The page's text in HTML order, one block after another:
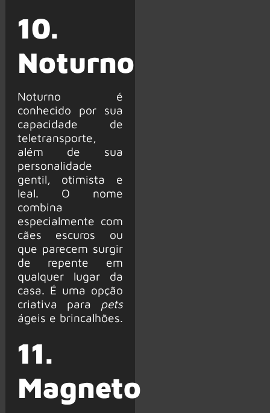
10.
Noturno
Noturno é
conhecido por sua
capacidade de
teletransporte,
além de sua
personalidade
gentil, otimista e
leal. O nome
combina
especialmente com
cães escuros ou
que parecem surgir
de repente em
qualquer lugar da
casa. É uma opção
criativa para pets
ágeis e brincalhões.
11.
Magneto